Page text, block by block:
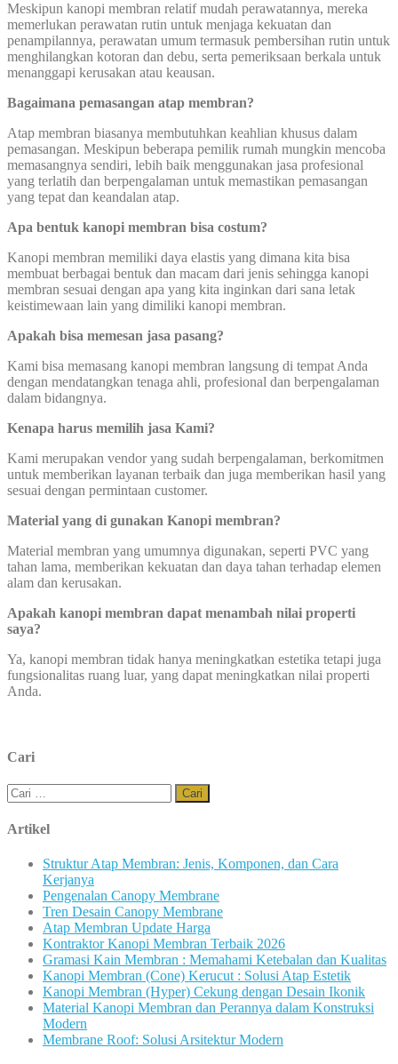
Meskipun kanopi membran relatif mudah perawatannya, mereka
memerlukan perawatan rutin untuk menjaga kekuatan dan
penampilannya, perawatan umum termasuk pembersihan rutin untuk
menghilangkan kotoran dan debu, serta pemeriksaan berkala untuk
menanggapi kerusakan atau keausan.
Bagaimana pemasangan atap membran?
Atap membran biasanya membutuhkan keahlian khusus dalam
pemasangan. Meskipun beberapa pemilik rumah mungkin mencoba
memasangnya sendiri, lebih baik menggunakan jasa profesional
yang terlatih dan berpengalaman untuk memastikan pemasangan
yang tepat dan keandalan atap.
Apa bentuk kanopi membran bisa costum?
Kanopi membran memiliki daya elastis yang dimana kita bisa
membuat berbagai bentuk dan macam dari jenis sehingga kanopi
membran sesuai dengan apa yang kita inginkan dari sana letak
keistimewaan lain yang dimiliki kanopi membran.
Apakah bisa memesan jasa pasang?
Kami bisa memasang kanopi membran langsung di tempat Anda
dengan mendatangkan tenaga ahli, profesional dan berpengalaman
dalam bidangnya.
Kenapa harus memilih jasa Kami?
Kami merupakan vendor yang sudah berpengalaman, berkomitmen
untuk memberikan layanan terbaik dan juga memberikan hasil yang
sesuai dengan permintaan customer.
Material yang di gunakan Kanopi membran?
Material membran yang umumnya digunakan, seperti PVC yang
tahan lama, memberikan kekuatan dan daya tahan terhadap elemen
alam dan kerusakan.
Apakah kanopi membran dapat menambah nilai properti
saya?
Ya, kanopi membran tidak hanya meningkatkan estetika tetapi juga
fungsionalitas ruang luar, yang dapat meningkatkan nilai properti
Anda.
Cari
Cari
untuk:
Artikel
Struktur Atap Membran: Jenis, Komponen, dan Cara
Kerjanya
Pengenalan Canopy Membrane
Tren Desain Canopy Membrane
Atap Membran Update Harga
Kontraktor Kanopi Membran Terbaik 2026
Gramasi Kain Membran : Memahami Ketebalan dan Kualitas
Kanopi Membran (Cone) Kerucut : Solusi Atap Estetik
Kanopi Membran (Hyper) Cekung dengan Desain Ikonik
Material Kanopi Membran dan Perannya dalam Konstruksi
Modern
Membrane Roof: Solusi Arsitektur Modern